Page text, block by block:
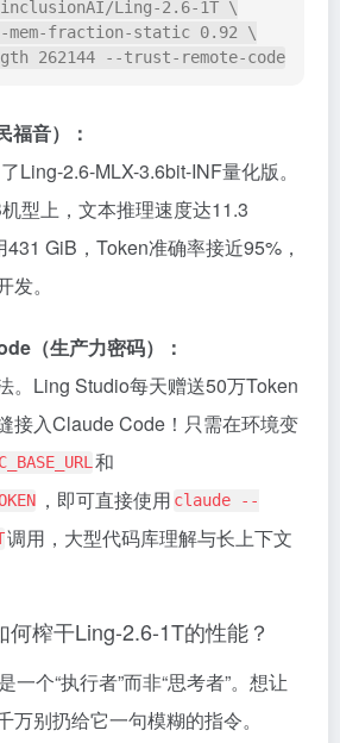
福音）：
Ling-2.6-MLX-3.6bit-INF量化版。
型上，文本推理速度达11.3
GiB，Token准确率接近95%，
。
（生产力密码）：
。Ling Studio每天赠送50万Token
接入Claude Code！只需在环境变
和
，即可直接使用 claude --
调用，大型代码库理解与长上下文
榨干Ling-2.6-1T的性能？
一个“执行者”而非“思考者”。想让
万别扔给它一句模糊的指令。